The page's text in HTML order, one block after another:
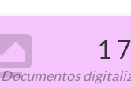
1
Documentos